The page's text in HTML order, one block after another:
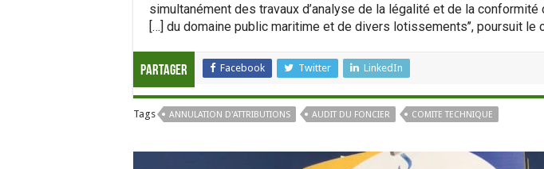
simultanément des travaux d’analyse de la légalité et de la
[…] du domaine public maritime et de divers lotissements’’, poursuit le
Partager Facebook Twitter LinkedIn
Tags ANNULATION D'ATTRIBUTIONS AUDIT DU FONCIER COMITE TECHNIQUE